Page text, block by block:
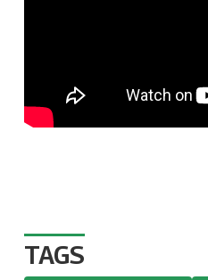
TAGS